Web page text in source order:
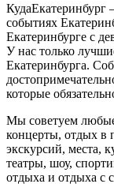
событиях
Екатеринбурге с
У нас только
Екатеринбурга.
которые
Мы советуем
концерты, отдых в
экскурсий, места,
театры, шоу,
отдыха и отдыха с